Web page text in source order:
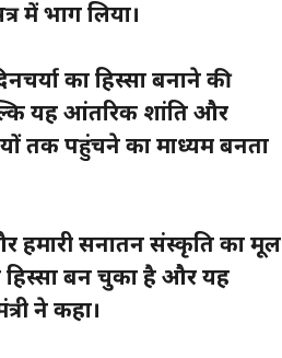
में भाग लिया।
का हिस्सा बनाने की
यह आंतरिक शांति और
तक पहुंचने का माध्यम बनता
हमारी सनातन संस्कृति का मूल
हिस्सा बन चुका है और यह
ने कहा।